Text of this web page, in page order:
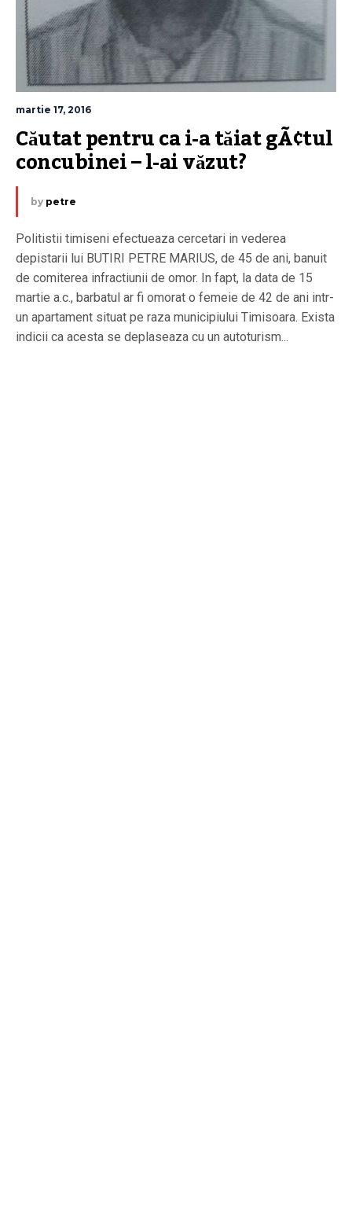
martie 17, 2016
Căutat pentru ca i-a tăiat gÃ¢tul
concubinei – l-ai văzut?
by petre
Politistii timiseni efectueaza cercetari in vederea
depistarii lui BUTIRI PETRE MARIUS, de 45 de ani, banuit
de comiterea infractiunii de omor. In fapt, la data de 15
martie a.c., barbatul ar fi omorat o femeie de 42 de ani intr-
un apartament situat pe raza municipiului Timisoara. Exista
indicii ca acesta se deplaseaza cu un autoturism...